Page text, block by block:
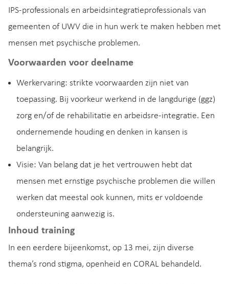
IPS-professionals en arbeidsintegratieprofessionals van
gemeenten of UWV die in hun werk te maken hebben met
mensen met psychische problemen.
Voorwaarden voor deelname
Werkervaring: strikte voorwaarden zijn niet van
toepassing. Bij voorkeur werkend in de langdurige (ggz)
zorg en/of de rehabilitatie en arbeidsre-integratie. Een
ondernemende houding en denken in kansen is
belangrijk.
Visie: Van belang dat je het vertrouwen hebt dat
mensen met ernstige psychische problemen die willen
werken dat meestal ook kunnen, mits er voldoende
ondersteuning aanwezig is.
Inhoud training
In een eerdere bijeenkomst, op 13 mei, zijn diverse
thema’s rond stigma, openheid en CORAL behandeld.